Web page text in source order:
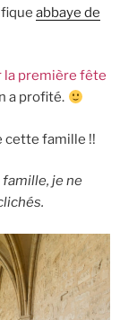
abbaye de
la première fête
a profité.
cette famille !!
je ne